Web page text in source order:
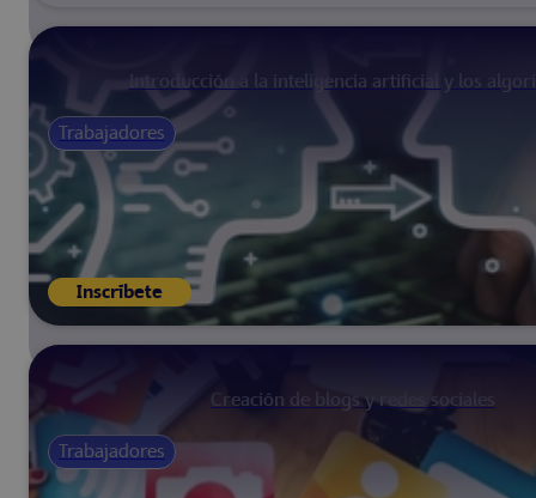
Introducción a la inteligencia artificial y los
Trabajadores
Inscríbete
Creación de blogs y redes sociales
Trabajadores